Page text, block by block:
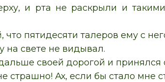
и рта не раскрыли и
пятидесяти талеров ему с
на свете не видывал.
своей дорогой и принялся
страшно! Ах, если бы стало мне